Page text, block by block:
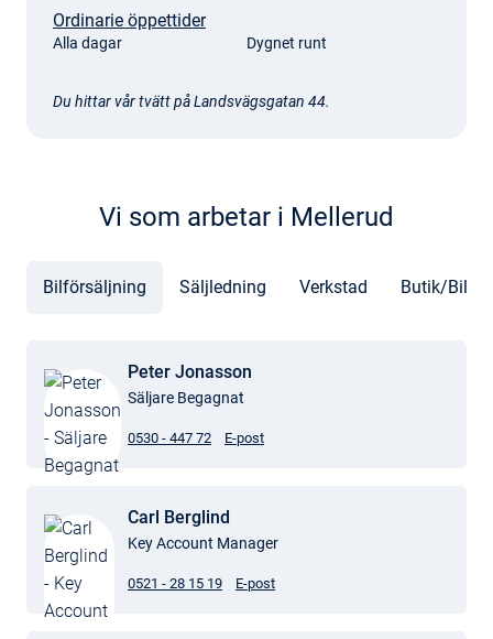
Ordinarie öppettider
Alla dagar Dygnet runt
Du hittar vår tvätt på Landsvägsgatan 44.
Vi som arbetar i Mellerud
Bilförsäljning Säljledning Verkstad Butik/
Peter Jonasson
Säljare Begagnat
0530 - 447 72 E-post
Carl Berglind
Key Account Manager
0521 - 28 15 19 E-post